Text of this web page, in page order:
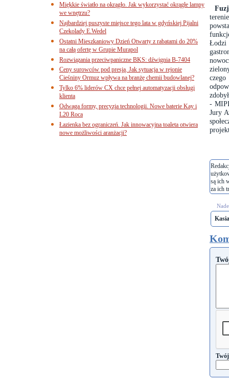
-
Jury
są ich
za ich
Miękkie światło na okrągło. Jak wykorzystać okrągłe lampy
we wnętrzu?
Najbardziej puszyste miejsce tego lata w gdyńskiej Pijalni
Czekolady E.Wedel
Ostatni Mieszkaniowy Dzień Otwarty z rabatami do 20%
na całą ofertę w Grupie Murapol
Rozwiązania przeciwpaniczne BKS: dźwignia B-7404
Ceny surowców pod presją. Jak sytuacja w rejonie
Cieśniny Ormuz wpływa na branżę chemii budowlanej?
Tylko 6% liderów CX chce pełnej automatyzacji obsługi
klienta
Odwaga formy, precyzja technologii. Nowe baterie Kay i
L20 Roca
Łazienka bez ograniczeń. Jak innowacyjna toaleta otwiera
nowe możliwości aranżacji?